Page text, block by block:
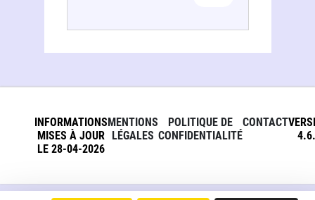
INFORMATIONS
MISES À JOUR
LE 28-04-2026
MENTIONS
LÉGALES
POLITIQUE DE
CONFIDENTIALITÉ
CONTACT